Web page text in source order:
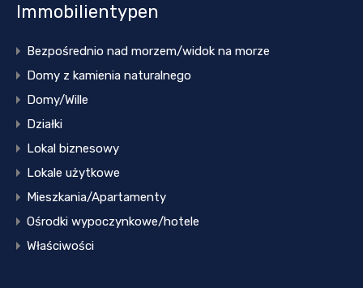
Immobilientypen
Bezpośrednio nad morzem/widok na morze
Domy z kamienia naturalnego
Domy/Wille
Działki
Lokal biznesowy
Lokale użytkowe
Mieszkania/Apartamenty
Ośrodki wypoczynkowe/hotele
Właściwości